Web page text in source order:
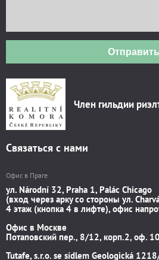
Отправить
Член гильдии
Связаться с нами
Офис в Праге
ул. Národní 32, Praha 1, Palác Chicago
(вход через арку со стороны ул.
4 этаж (кнопка 4 в лифте), офис
Офис в Москве
Потаповский пер., 8/12, корп.2, оф.
Tutafe, s.r.o. se sídlem Geologická